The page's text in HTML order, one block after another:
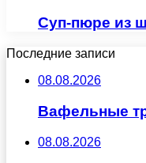
Суп-пюре из
Последние записи
08.08.2026
Вафельные
08.08.2026